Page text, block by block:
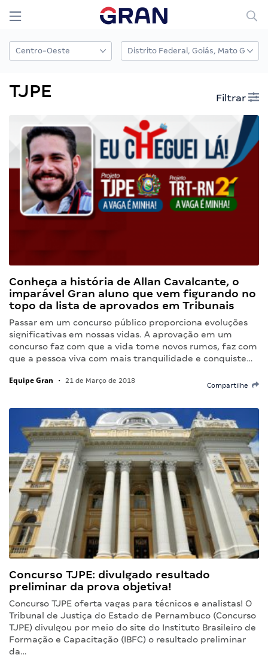
TJPE Filtrar
Conheça a história de Allan Cavalcante, o
imparável Gran aluno que vem figurando no
topo da lista de aprovados em Tribunais
Passar em um concurso público proporciona evoluções
significativas em nossas vidas. A aprovação em um
concurso faz com que a vida tome novos rumos, faz com
que a pessoa viva com mais tranquilidade e conquiste…
Equipe Gran • 21 de Março de 2018
Compartilhe
Concurso TJPE: divulgado resultado
preliminar da prova objetiva!
Concurso TJPE oferta vagas para técnicos e analistas! O
Tribunal de Justiça do Estado de Pernambuco (Concurso
TJPE) divulgou por meio do site do Instituto Brasileiro de
Formação e Capacitação (IBFC) o resultado preliminar
da…